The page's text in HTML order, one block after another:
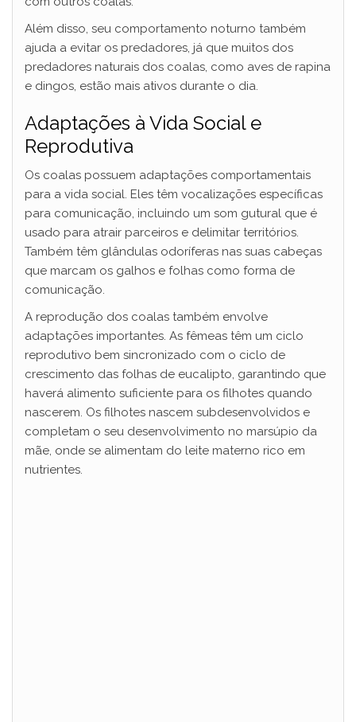
Além disso, seu comportamento noturno também
ajuda a evitar os predadores, já que muitos dos
predadores naturais dos coalas, como aves de rapina
e dingos, estão mais ativos durante o dia.
Adaptações à Vida Social e
Reprodutiva
Os coalas possuem adaptações comportamentais
para a vida social. Eles têm vocalizações específicas
para comunicação, incluindo um som gutural que é
usado para atrair parceiros e delimitar territórios.
Também têm glândulas odoríferas nas suas cabeças
que marcam os galhos e folhas como forma de
comunicação.
A reprodução dos coalas também envolve
adaptações importantes. As fêmeas têm um ciclo
reprodutivo bem sincronizado com o ciclo de
crescimento das folhas de eucalipto, garantindo que
haverá alimento suficiente para os filhotes quando
nascerem. Os filhotes nascem subdesenvolvidos e
completam o seu desenvolvimento no marsúpio da
mãe, onde se alimentam do leite materno rico em
nutrientes.